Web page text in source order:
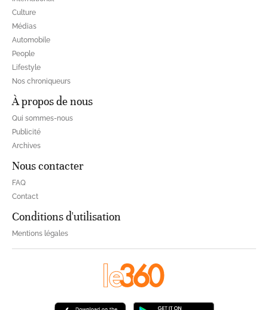
Culture
Médias
Automobile
People
Lifestyle
Nos chroniqueurs
À propos de nous
Qui sommes-nous
Publicité
Archives
Nous contacter
FAQ
Contact
Conditions d'utilisation
Mentions légales